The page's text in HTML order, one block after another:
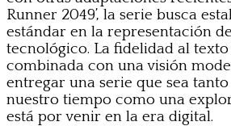
Runner 2049’, la serie busca
estándar en la representación
tecnológico. La fidelidad al
combinada con una visión
entregar una serie que sea
nuestro tiempo como una
está por venir en la era digital.